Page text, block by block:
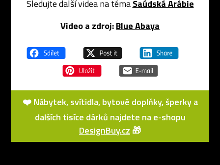
Sledujte další videa na témaSaúdská Arábie
Video a zdroj:Blue Abaya
❤️ Nábytek, svítidla, bytové doplňky, šperky a
dalších tisíce dárků najdete na e-shopu
DesignBuy.cz 🎁